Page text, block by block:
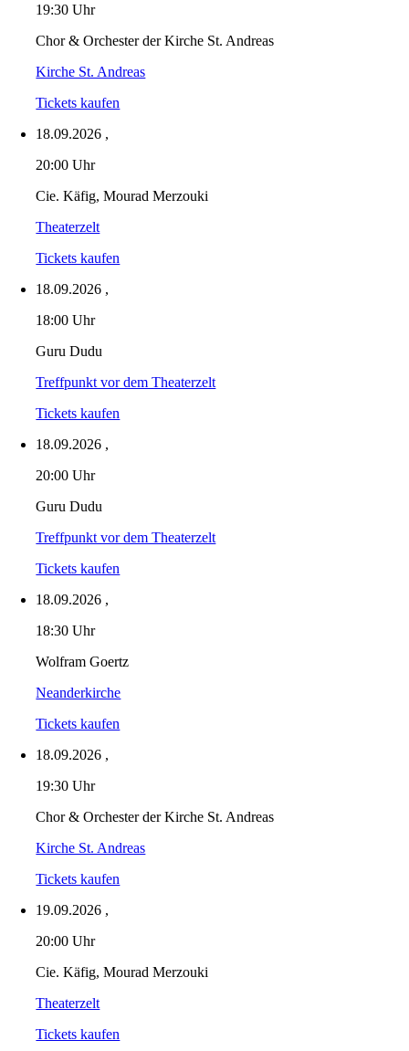
19:30 Uhr
Chor & Orchester der Kirche St. Andreas
Kirche St. Andreas
Tickets kaufen
18.09.2026 ,
20:00 Uhr
Cie. Käfig, Mourad Merzouki
Theaterzelt
Tickets kaufen
18.09.2026 ,
18:00 Uhr
Guru Dudu
Treffpunkt vor dem Theaterzelt
Tickets kaufen
18.09.2026 ,
20:00 Uhr
Guru Dudu
Treffpunkt vor dem Theaterzelt
Tickets kaufen
18.09.2026 ,
18:30 Uhr
Wolfram Goertz
Neanderkirche
Tickets kaufen
18.09.2026 ,
19:30 Uhr
Chor & Orchester der Kirche St. Andreas
Kirche St. Andreas
Tickets kaufen
19.09.2026 ,
20:00 Uhr
Cie. Käfig, Mourad Merzouki
Theaterzelt
Tickets kaufen